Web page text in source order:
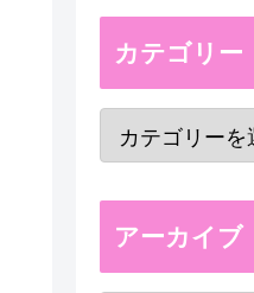
カテゴリー
アーカイブ